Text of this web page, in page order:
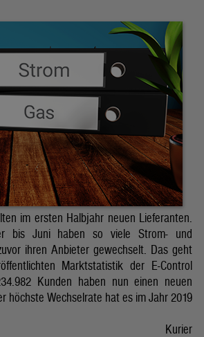
im ersten Halbjahr neuen Lieferanten.
bis Juni haben so viele Strom- und
ihren Anbieter gewechselt. Das geht
Marktstatistik der E-Control
Kunden haben nun einen neuen
höchste Wechselrate hat es im Jahr 2019
Kurier